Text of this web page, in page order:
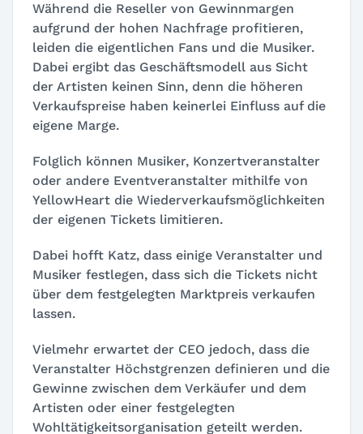
Während die Reseller von Gewinnmargen
aufgrund der hohen Nachfrage profitieren,
leiden die eigentlichen Fans und die Musiker.
Dabei ergibt das Geschäftsmodell aus Sicht
der Artisten keinen Sinn, denn die höheren
Verkaufspreise haben keinerlei Einfluss auf die
eigene Marge.
Folglich können Musiker, Konzertveranstalter
oder andere Eventveranstalter mithilfe von
YellowHeart die Wiederverkaufsmöglichkeiten
der eigenen Tickets limitieren.
Dabei hofft Katz, dass einige Veranstalter und
Musiker festlegen, dass sich die Tickets nicht
über dem festgelegten Marktpreis verkaufen
lassen.
Vielmehr erwartet der CEO jedoch, dass die
Veranstalter Höchstgrenzen definieren und die
Gewinne zwischen dem Verkäufer und dem
Artisten oder einer festgelegten
Wohltätigkeitsorganisation geteilt werden.